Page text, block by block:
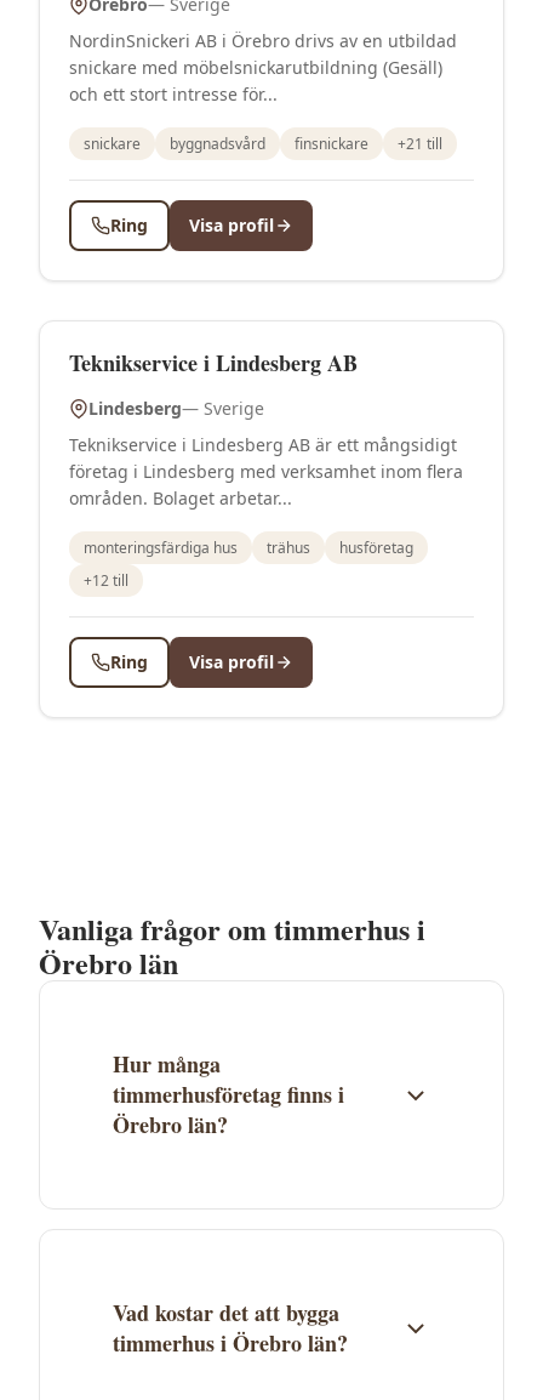
NordinSnickeri AB i Örebro drivs av en utbildad
snickare med möbelsnickarutbildning (Gesäll)
och ett stort intresse för...
snickare byggnadsvård finsnickare +21 till
Ring Visa profil
Teknikservice i Lindesberg AB
Lindesberg— Sverige
Teknikservice i Lindesberg AB är ett mångsidigt
företag i Lindesberg med verksamhet inom flera
områden. Bolaget arbetar...
monteringsfärdiga hus trähus
husföretag
+12till
Ring Visa profil
Vanliga frågor om timmerhus i
Örebro län
Hur många
timmerhusföretag finns i
Örebro län?
Örebro län. Länet har 12 kommuner i
Vad kostar det att bygga
timmerhus i Örebro län?